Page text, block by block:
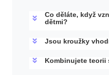
Co děláte, když
dětmi?
Jsou kroužky
Kombinujete teorii